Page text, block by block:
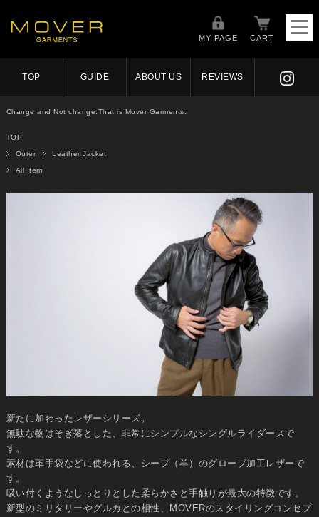
MY PAGE CART
TOP GUIDE ABOUT US REVIEWS
Change and Not change.That is Mover Garments.
TOP
Outer Leather Jacket
All Item
新たに加わったレザーシリーズ。
無駄な物はそぎ落とした、非常にシンプルなシングルライダースで
す。
素材は革手袋などに使われる、シープ（羊）のグローブ加工レザーで
す。
吸い付くようなしっとりとした柔らかさと手触りが最大の特徴です。
新型のミリタリーやグルカとの相性、MOVERのスタイリングコンセプ